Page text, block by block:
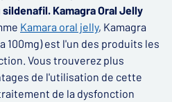
Kamagra Oral Jelly
Kamara oral jelly, Kamagra
100mg) est l'un des produits les
Vous trouverez plus
de l'utilisation de cette
de la dysfonction